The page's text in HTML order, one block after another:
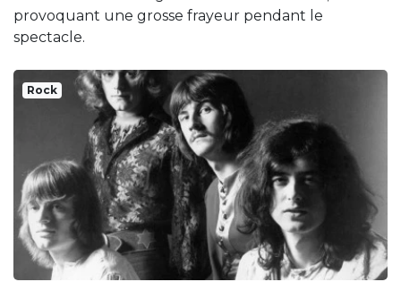
provoquant une grosse frayeur pendant le
spectacle.
Rock